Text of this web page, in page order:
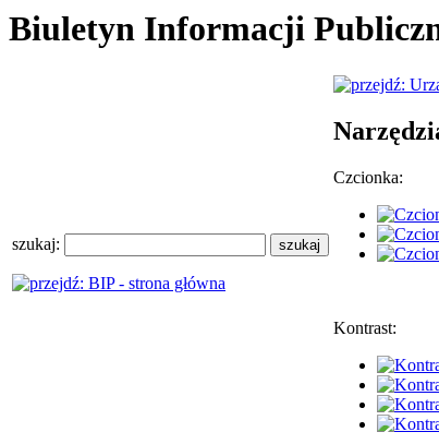
Biuletyn Informacji
szukaj:
Czcionka:
Kontrast: